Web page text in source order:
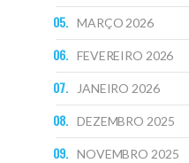
MARÇO 2026
FEVEREIRO 2026
JANEIRO 2026
DEZEMBRO 2025
NOVEMBRO 2025